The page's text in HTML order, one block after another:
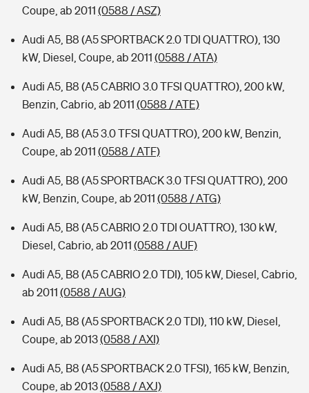
Coupe, ab 2011 (0588 / ASZ)
Audi A5, B8 (A5 SPORTBACK 2.0 TDI QUATTRO), 130
kW, Diesel, Coupe, ab 2011 (0588 / ATA)
Audi A5, B8 (A5 CABRIO 3.0 TFSI QUATTRO), 200 kW,
Benzin, Cabrio, ab 2011 (0588 / ATE)
Audi A5, B8 (A5 3.0 TFSI QUATTRO), 200 kW, Benzin,
Coupe, ab 2011 (0588 / ATF)
Audi A5, B8 (A5 SPORTBACK 3.0 TFSI QUATTRO), 200
kW, Benzin, Coupe, ab 2011 (0588 / ATG)
Audi A5, B8 (A5 CABRIO 2.0 TDI OUATTRO), 130 kW,
Diesel, Cabrio, ab 2011 (0588 / AUF)
Audi A5, B8 (A5 CABRIO 2.0 TDI), 105 kW, Diesel, Cabrio,
ab 2011 (0588 / AUG)
Audi A5, B8 (A5 SPORTBACK 2.0 TDI), 110 kW, Diesel,
Coupe, ab 2013(0588 / AXI)
Audi A5, B8 (A5 SPORTBACK 2.0 TFSI), 165 kW, Benzin,
Coupe, ab 2013(0588 / AXJ)